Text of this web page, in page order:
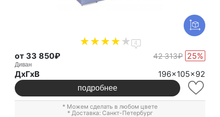
4
от 33 850₽ 42 313₽ 25%
Диван
ДxГxВ 196x105x92
подробнее
* Можем сделать в любом цвете
* Доставка: Санкт-Петербург